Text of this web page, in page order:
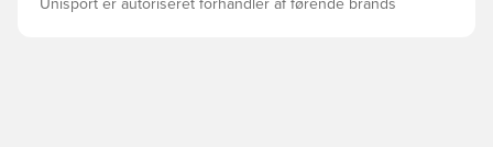
Unisport er autoriseret forhandler af førende brands